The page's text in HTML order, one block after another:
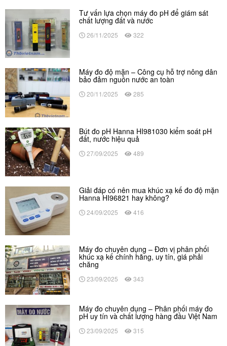
Tư vấn lựa chọn máy đo pH để giám sát
chất lượng đất và nước
26/11/2025 322
Máy đo độ mặn – Công cụ hỗ trợ nông dân
bảo đảm nguồn nước an toàn
20/11/2025 285
Bút đo pH Hanna HI981030 kiểm soát pH
đất, nước hiệu quả
27/09/2025 489
Giải đáp có nên mua khúc xạ kế đo độ mặn
Hanna HI96821 hay không?
24/09/2025 416
Máy đo chuyên dụng – Đơn vị phân phối
khúc xạ kế chính hãng, uy tín, giá phải
chăng
23/09/2025 343
Máy đo chuyên dụng – Phân phối máy đo
pH uy tín và chất lượng hàng đầu Việt Nam
23/09/2025 315